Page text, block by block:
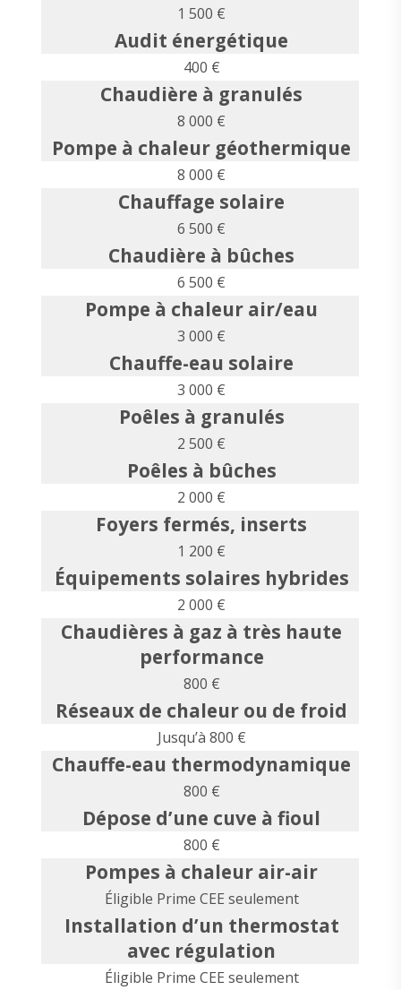
1 500 €
Audit énergétique
400 €
Chaudière à granulés
8 000 €
Pompe à chaleur géothermique
8 000 €
Chauffage solaire
6 500 €
Chaudière à bûches
6 500 €
Pompe à chaleur air/eau
3 000 €
Chauffe-eau solaire
3 000 €
Poêles à granulés
2 500 €
Poêles à bûches
2 000 €
Foyers fermés, inserts
1 200 €
Équipements solaires hybrides
2 000 €
Chaudières à gaz à très haute
performance
800 €
Réseaux de chaleur ou de froid
Jusqu’à 800 €
Chauffe-eau thermodynamique
800 €
Dépose d’une cuve à fioul
800 €
Pompes à chaleur air-air
Éligible Prime CEE seulement
Installation d’un thermostat
avec régulation
Éligible Prime CEE seulement